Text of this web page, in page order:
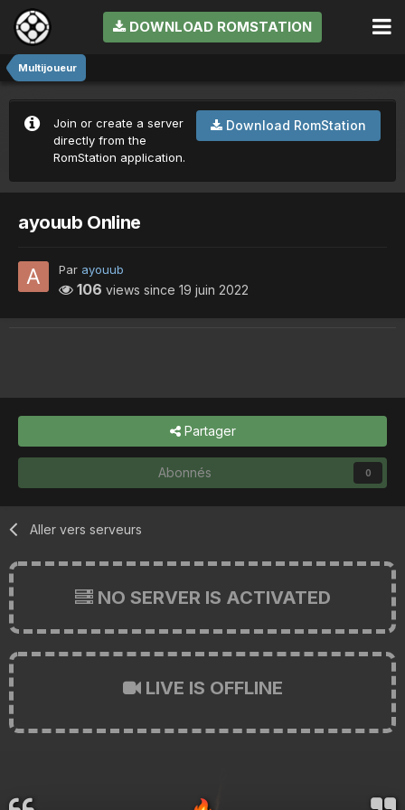
DOWNLOAD ROMSTATION
Multijoueur
Download RomStation
Join or create a server
directly from the
RomStation application.
ayouub Online
Par ayouub
106 views since 19 juin 2022
Partager
Abonnés 0
Aller vers serveurs
NO SERVER IS ACTIVATED
LIVE IS OFFLINE